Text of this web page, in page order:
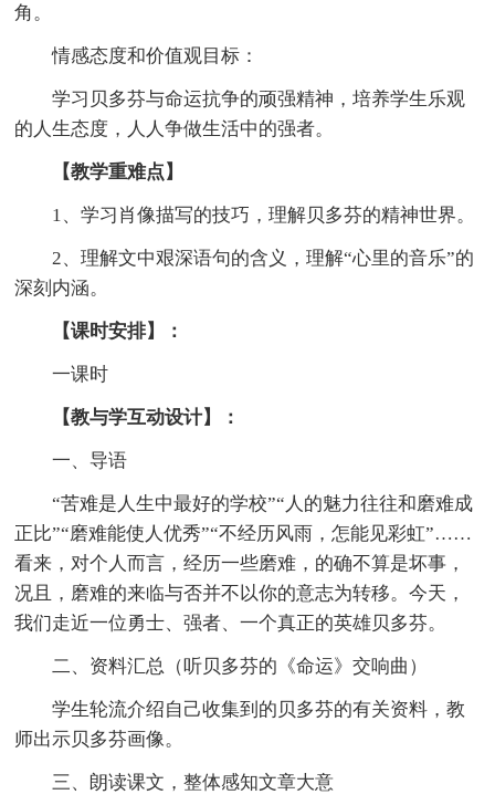
角。
情感态度和价值观目标：
学习贝多芬与命运抗争的顽强精神，培养学生乐观
的人生态度，人人争做生活中的强者。
【教学重难点 】
1、学习肖像描写的技巧，理解贝多芬的精神世界。
2、理解文中艰深语句的含义，理解“心里的音乐”的
深刻内涵。
【课时安排】：
一课时
【教与学互动设计】：
一、导语
“苦难是人生中最好的学校”“人的魅力往往和磨难成
正比”“磨难能使人优秀”“不经历风雨，怎能见彩虹”……
看来，对个人而言，经历一些磨难，的确不算是坏事，
况且，磨难的来临与否并不以你的意志为转移。今天，
我们走近一位勇士、强者、一个真正的英雄贝多芬。
二、资料汇总（听贝多芬的《命运》交响曲）
学生轮流介绍自己收集到的贝多芬的有关资料，教
师出示贝多芬画像。
三、朗读课文，整体感知文章大意